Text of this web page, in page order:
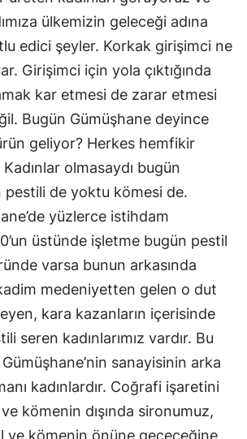
Yalova
Karabük
Kilis
Osmaniye
Düzce
ülkemizin geleceği adına
edici şeyler. Korkak girişimci ne
Girişimci için yola çıktığında
kar etmesi de zarar etmesi
Bugün Gümüşhane deyince
geliyor? Herkes hemfikir
olmasaydı bugün
pestili de yoktu kömesi de.
yüzlerce istihdam
üstünde işletme bugün pestil
varsa bunun arkasında
medeniyetten gelen o dut
kara kazanların içerisinde
seren kadınlarımız vardır. Bu
sanayisinin arka
kadınlardır. Coğrafi işaretini
ve kömenin dışında sironumuz,